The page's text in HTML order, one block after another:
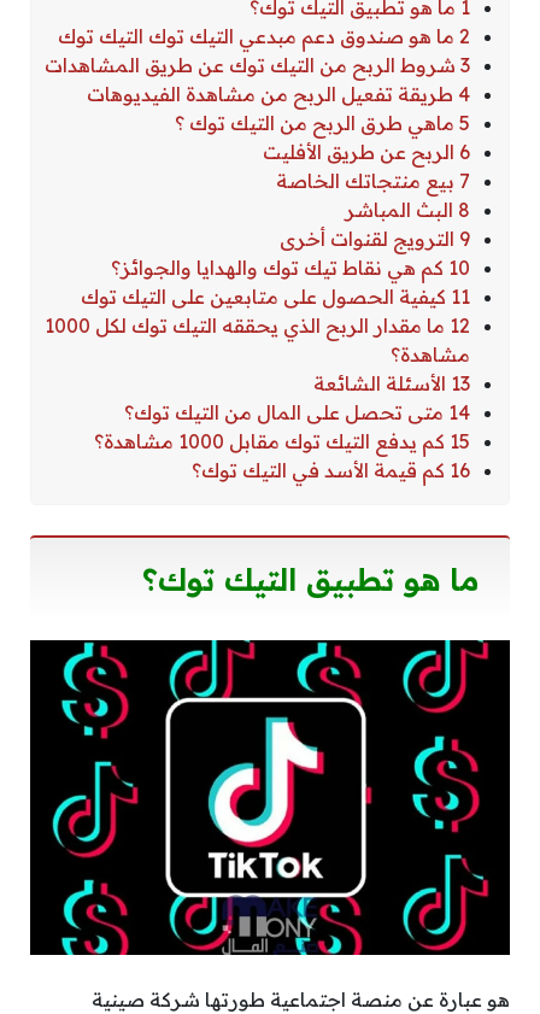
1 ما هو تطبيق التيك توك؟
2 ما هو صندوق دعم مبدعي التيك توك التيك توك
3 شروط الربح من التيك توك عن طريق المشاهدات
4 طريقة تفعيل الربح من مشاهدة الفيديوهات
5 ماهي طرق الربح من التيك توك ؟
6 الربح عن طريق الأفليت
7 بيع منتجاتك الخاصة
8 البث المباشر
9 الترويج لقنوات أخرى
10 كم هي نقاط تيك توك والهدايا والجوائز؟
11 كيفية الحصول على متابعين على التيك توك
12 ما مقدار الربح الذي يحققه التيك توك لكل 1000
مشاهدة؟
13 الأسئلة الشائعة
14 متى تحصل على المال من التيك توك؟
15 كم يدفع التيك توك مقابل 1000 مشاهدة؟
16 كم قيمة الأسد في التيك توك؟
ما هو تطبيق التيك توك؟
هو عبارة عن منصة اجتماعية طورتها شركة صينية